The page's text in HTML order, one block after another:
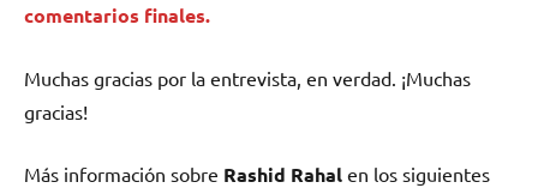
comentarios finales.
Muchas gracias por la entrevista, en verdad. ¡Muchas
gracias!
Más información sobre Rashid Rahal en los siguientes